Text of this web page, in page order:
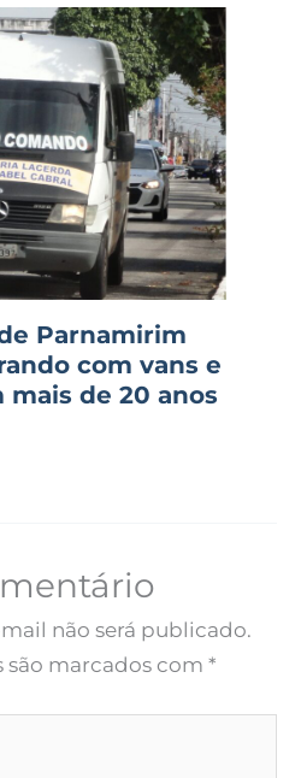
Parnamirim
com vans e
mais de 20 anos
não será publicado.
marcados com *